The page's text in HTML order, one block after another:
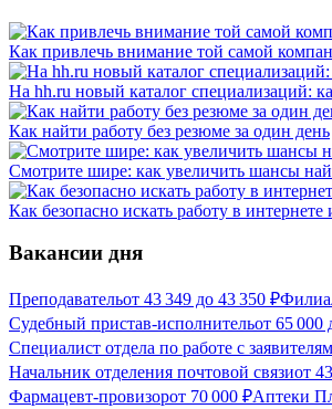
Как привлечь внимание той самой
На hh.ru новый каталог специализаций:
Как найти работу без резюме за один день
Смотрите шире: как увеличить шансы
Как безопасно искать работу в
Вакансии дня
Преподавательот 43 349 до 43 350 ₽
Судебный пристав-исполнительот 65 000
Специалист отдела по работе с
Начальник отделения почтовой связиот
Фармацевт-провизорот 70 000 ₽Аптеки